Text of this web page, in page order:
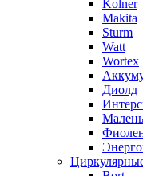
Kolner
Makita
Sturm
Watt
Wortex
Диолд